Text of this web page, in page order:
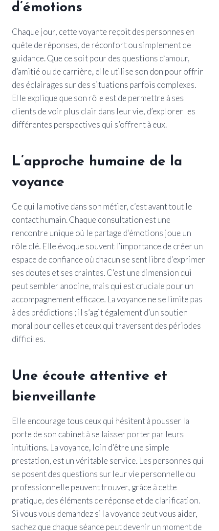
d’émotions
Chaque jour, cette voyante reçoit des personnes en
quête de réponses, de réconfort ou simplement de
guidance. Que ce soit pour des questions d’amour,
d’amitié ou de carrière, elle utilise son don pour offrir
des éclairages sur des situations parfois complexes.
Elle explique que son rôle est de permettre à ses
clients de voir plus clair dans leur vie, d’explorer les
différentes perspectives qui s’offrent à eux.
L’approche humaine de la
voyance
Ce qui la motive dans son métier, c’est avant tout le
contact humain. Chaque consultation est une
rencontre unique où le partage d’émotions joue un
rôle clé. Elle évoque souvent l’importance de créer un
espace de confiance où chacun se sent libre d’exprimer
ses doutes et ses craintes. C’est une dimension qui
peut sembler anodine, mais qui est cruciale pour un
accompagnement efficace. La voyance ne se limite pas
à des prédictions ; il s’agit également d’un soutien
moral pour celles et ceux qui traversent des périodes
difficiles.
Une écoute attentive et
bienveillante
Elle encourage tous ceux qui hésitent à pousser la
porte de son cabinet à se laisser porter par leurs
intuitions. La voyance, loin d’être une simple
prestation, est un véritable service. Les personnes qui
se posent des questions sur leur vie personnelle ou
professionnelle peuvent trouver, grâce à cette
pratique, des éléments de réponse et de clarification.
Si vous vous demandez si la voyance peut vous aider,
sachez que chaque séance peut devenir un moment de